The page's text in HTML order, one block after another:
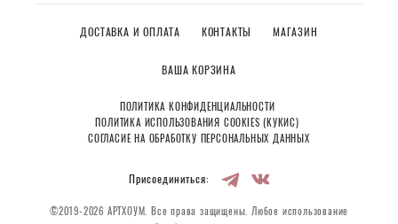
ДОСТАВКА И ОПЛАТА КОНТАКТЫ МАГАЗИН
ВАША КОРЗИНА
ПОЛИТИКА КОНФИДЕНЦИАЛЬНОСТИ
ПОЛИТИКА ИСПОЛЬЗОВАНИЯ COOKIES (КУКИС)
СОГЛАСИЕ НА ОБРАБОТКУ ПЕРСОНАЛЬНЫХ ДАННЫХ
Присоединиться:
©2019-2026 АРТХОУМ. Все права защищены. Любое использование